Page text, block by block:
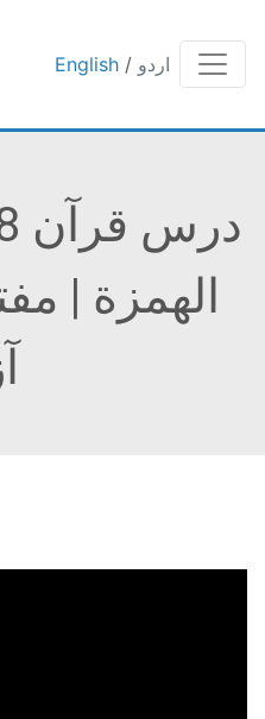
English / اردو
الھمزة |